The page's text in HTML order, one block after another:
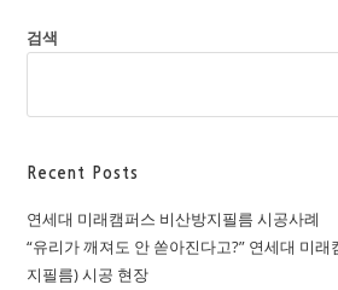
검색
Recent Posts
연세대 미래캠퍼스 비산방지필름 시공사례
“유리가 깨져도 안 쏟아진다고?” 연세대 미
지필름) 시공 현장